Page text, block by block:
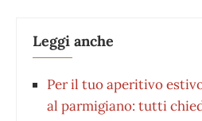
Leggi anche
Per il tuo aperitivo
al parmigiano: tutti